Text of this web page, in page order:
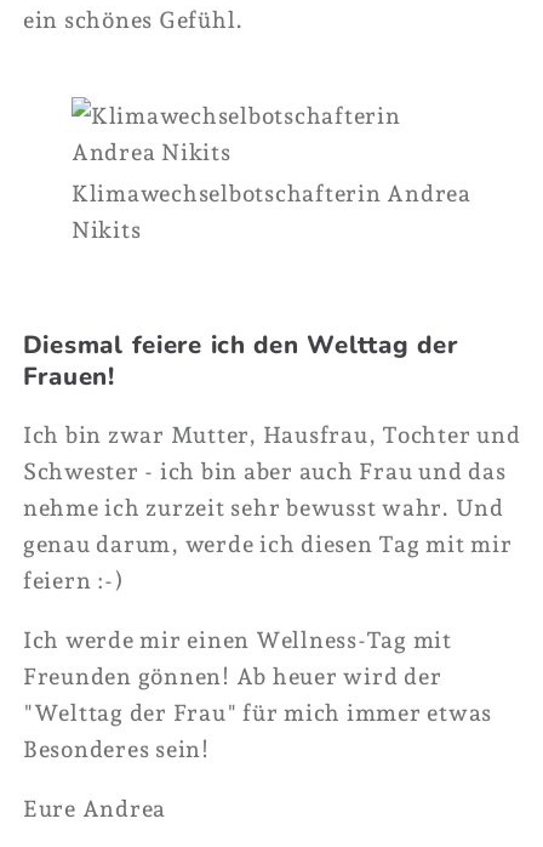
ein schönes Gefühl.
Klimawechselbotschafterin Andrea
Nikits
Diesmal feiere ich den Welttag der
Frauen!
Ich bin zwar Mutter, Hausfrau, Tochter und
Schwester - ich bin aber auch Frau und das
nehme ich zurzeit sehr bewusst wahr. Und
genau darum, werde ich diesen Tag mit mir
feiern :-)
Ich werde mir einen Wellness-Tag mit
Freunden gönnen! Ab heuer wird der
"Welttag der Frau" für mich immer etwas
Besonderes sein!
Eure Andrea